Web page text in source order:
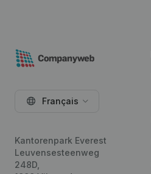
Français
Kantorenpark Everest
Leuvensesteenweg
248D,